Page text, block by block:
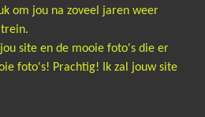
om jou na zoveel jaren weer
site en de mooie foto's die er
foto's! Prachtig! Ik zal jouw site